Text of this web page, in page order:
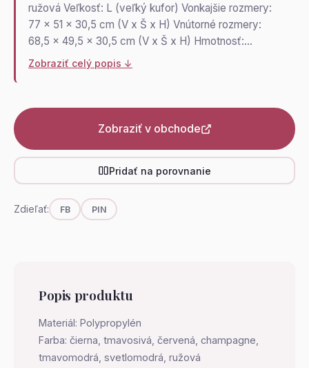
ružová Veľkosť: L (veľký kufor) Vonkajšie rozmery:
77 x 51 x 30,5 cm (V x Š x H) Vnútorné rozmery:
68,5 x 49,5 x 30,5 cm (V x Š x H) Hmotnosť:…
Zobraziť celý popis ↓
Zobraziť v obchode
Pridať na porovnanie
Zdieľať: FB PIN
Popis produktu
Materiál: Polypropylén
Farba: čierna, tmavosivá, červená, champagne,
tmavomodrá, svetlomodrá, ružová